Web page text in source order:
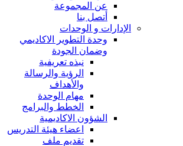
عن المجموعة
أتصل بنا
الإدارات و الوحدات
وحدة التطوير الاكاديمي
وضمان الجودة
نبذه تعريفية
الرؤية والرسالة
والأهداف
مهام الوحدة
الخطط والبرامج
الشؤون الاكاديمية
اعضاء هيئة التدريس
تقديم ملف